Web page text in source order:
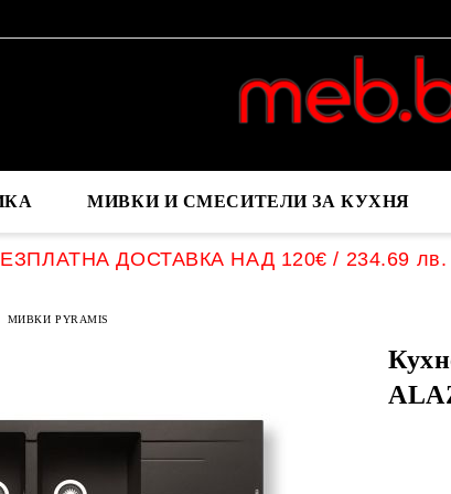
МИВКИ И СМЕСИТЕЛИ ЗА КУХНЯ
ДОСТАВКА НАД 120€ / 234.69
МИВКИ PYRAMIS